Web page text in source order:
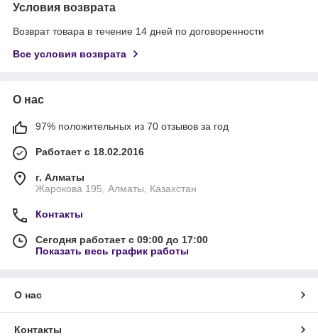
Условия возврата
Возврат товара в течение 14 дней по договоренности
Все условия возврата
О нас
97% положительных из 70 отзывов за год
Работает с 18.02.2016
г. Алматы
Жарокова 195, Алматы, Казахстан
Контакты
Сегодня работает с 09:00 до 17:00
Показать весь график работы
О нас
Контакты